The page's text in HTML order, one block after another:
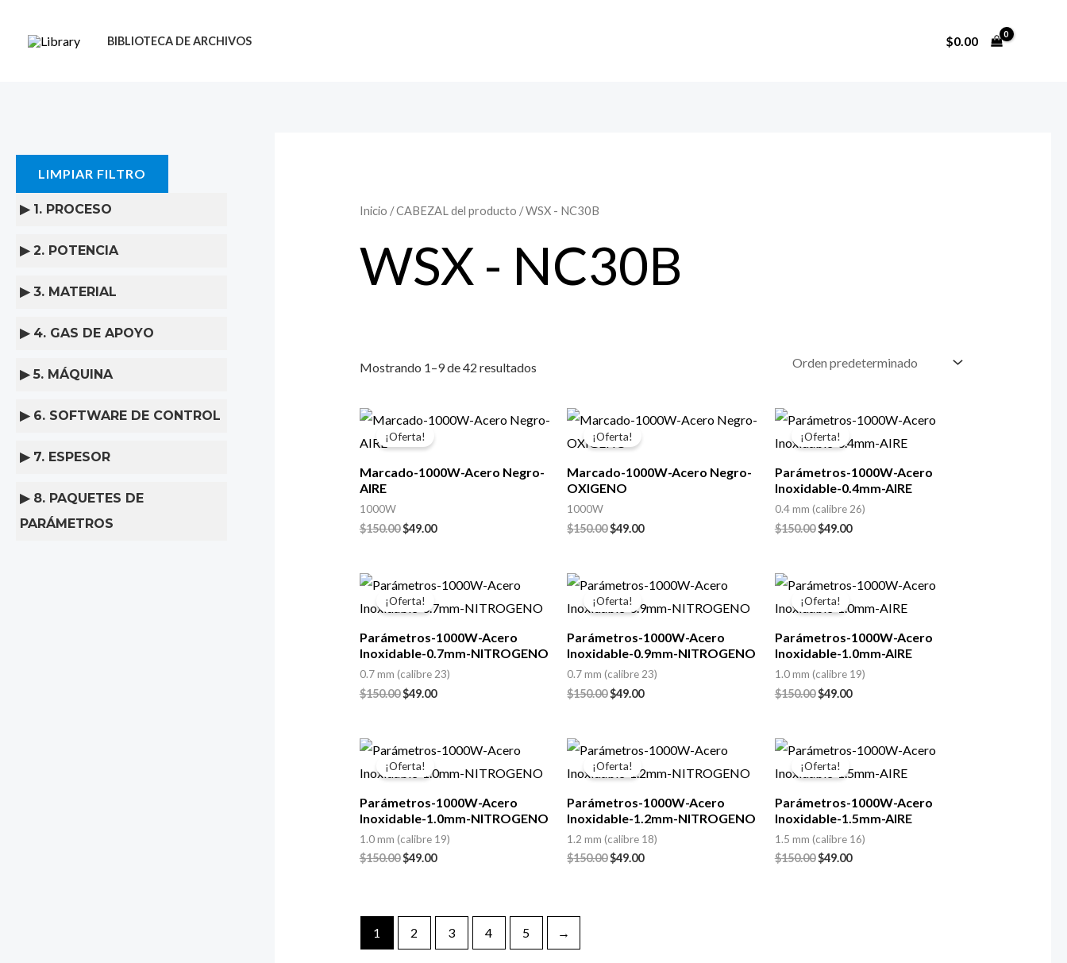
BIBLIOTECA DE ARCHIVOS $0.00
LIMPIAR FILTRO
▶ 1. PROCESO
▶ 2. POTENCIA
▶ 3. MATERIAL
▶ 4. GAS DE APOYO
▶ 5. MÁQUINA
▶ 6. SOFTWARE DE CONTROL
▶ 7. ESPESOR
▶ 8. PAQUETES DE
PARÁMETROS
Inicio / CABEZAL del producto / WSX - NC30B
WSX - NC30B
Mostrando 1–9 de 42 resultados
¡Oferta!
Marcado-1000W-Acero Negro-
AIRE
1000W
$150.00
precio
original
$150.00.
$49.00
El
precio
$49.00.
¡Oferta!
Marcado-1000W-Acero Negro-
OXIGENO
1000W
$150.00
precio
original
$150.00.
$49.00
El
precio
$49.00.
¡Oferta!
Parámetros-1000W-Acero
Inoxidable-0.4mm-AIRE
0.4 mm (calibre 26)
$150.00
precio
original
$150.00.
$49.00
El
precio
actual
$49.00.
¡Oferta!
Parámetros-1000W-Acero
Inoxidable-0.7mm-NITROGENO
0.7 mm (calibre 23)
$150.00
precio
original
$150.00.
$49.00
El
precio
actual
$49.00.
¡Oferta!
Parámetros-1000W-Acero
Inoxidable-0.9mm-NITROGENO
0.7 mm (calibre 23)
$150.00
precio
original
$150.00.
$49.00
El
precio
actual
$49.00.
¡Oferta!
Parámetros-1000W-Acero
Inoxidable-1.0mm-AIRE
1.0 mm (calibre 19)
$150.00
precio
original
$150.00.
$49.00
El
precio
actual
$49.00.
¡Oferta!
Parámetros-1000W-Acero
Inoxidable-1.0mm-NITROGENO
1.0 mm (calibre 19)
$150.00
precio
original
$150.00.
$49.00
El
precio
actual
$49.00.
¡Oferta!
Parámetros-1000W-Acero
Inoxidable-1.2mm-NITROGENO
1.2 mm (calibre 18)
$150.00
precio
original
$150.00.
$49.00
El
precio
actual
$49.00.
¡Oferta!
Parámetros-1000W-Acero
Inoxidable-1.5mm-AIRE
1.5 mm (calibre 16)
$150.00
precio
original
$150.00.
$49.00
El
precio
actual
$49.00.
1 2 3 4 5 →